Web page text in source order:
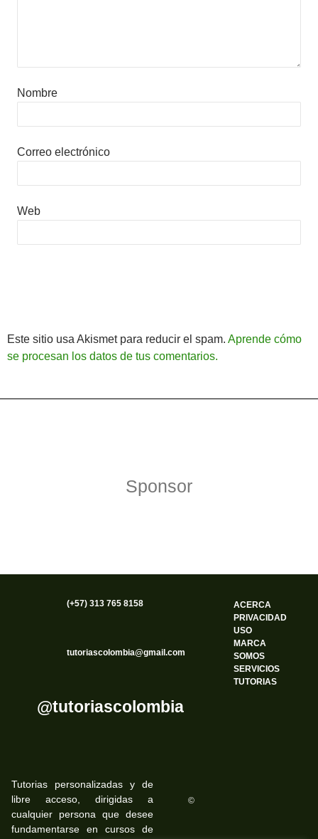
Nombre
Correo electrónico
Web
Este sitio usa Akismet para reducir el spam. Aprende cómo
se procesan los datos de tus comentarios.
Sponsor
(+57) 313 765 8158
tutoriascolombia@gmail.com
@tutoriascolombia
ACERCA
PRIVACIDAD
USO
MARCA
SOMOS
SERVICIOS
TUTORIAS
Tutorias personalizadas y de
libre acceso, dirigidas a
cualquier persona que desee
fundamentarse en cursos de
©